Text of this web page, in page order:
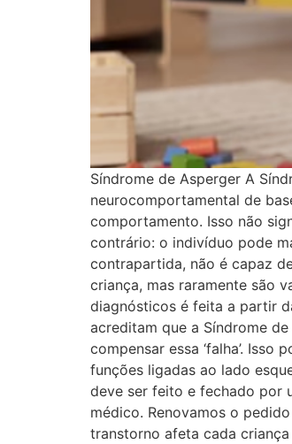
Síndrome de Asperger A
neurocomportamental de
comportamento. Isso não
contrário: o indivíduo pode
contrapartida, não é capaz
criança, mas raramente são
diagnósticos é feita a partir
acreditam que a Síndrome
compensar essa ‘falha’.
funções ligadas ao lado
deve ser feito e fechado por
médico. Renovamos o
transtorno afeta cada